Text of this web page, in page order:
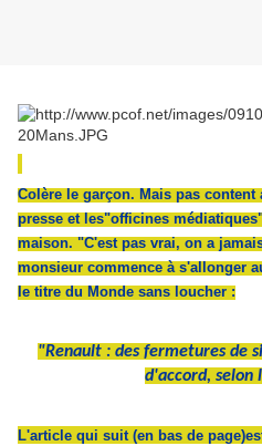
Colère le garçon. Mais pas
presse et les"officines
maison. "C'est pas vrai, on a
monsieur commence à s'allonger
le titre du Monde sans loucher :
"Renault : des fermetures de
d'accord, selon
L'article qui suit (en bas de